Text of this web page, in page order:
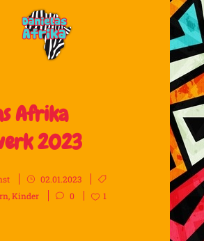
Afrika
2023
02.01.2023
,Kinder 0
1